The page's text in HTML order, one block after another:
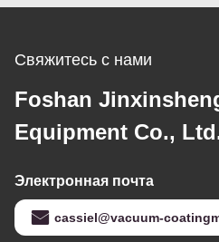
Свяжитесь с нами
Foshan
Equipment Co.,
Электронная почта
cassiel@vacuum-